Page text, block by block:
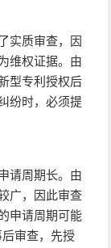
实质审查，因
维权证据。由
型专利授权后
纷时，必须提
请周期长。由
广，因此审查
申请周期可能
审查，先授